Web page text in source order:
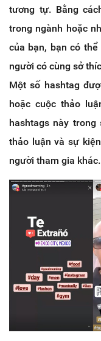
tương tự. Bằng
trong ngành hoặc
của bạn, bạn có
người có cùng sở
Một số hashtag
hoặc cuộc thảo
hashtags này
thảo luận và sự
người tham gia khác.